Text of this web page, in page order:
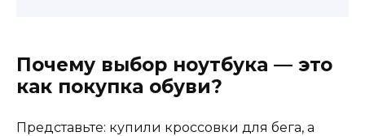
Почему выбор ноутбука — это
как покупка обуви?
Представьте: купили кроссовки для бега, а